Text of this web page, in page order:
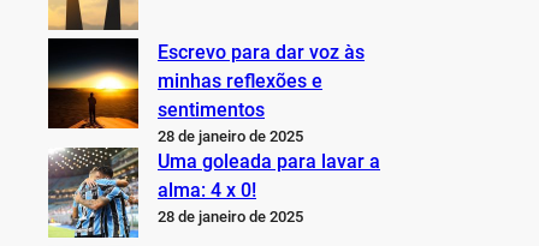
Escrevo para dar voz às
minhas reflexões e
sentimentos
28 de janeiro de 2025
Uma goleada para lavar a
alma: 4 x 0!
28 de janeiro de 2025